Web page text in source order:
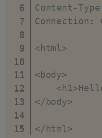
Content -Type
Connection :
<html>
<body>
<h1>
</body>
</html>